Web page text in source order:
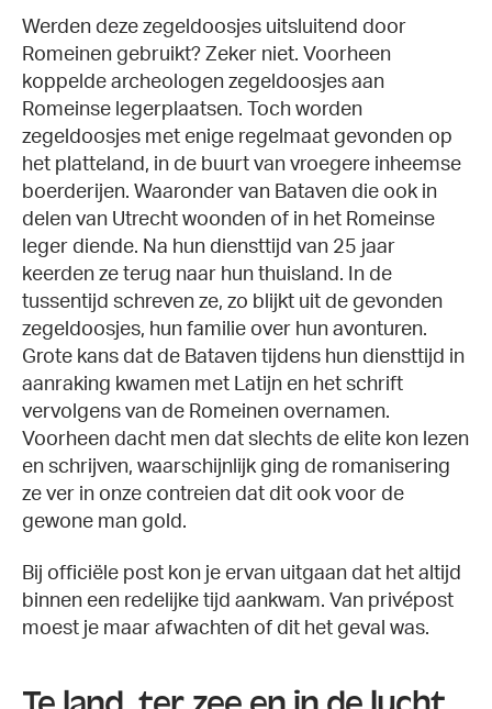
Werden deze zegeldoosjes uitsluitend door
Romeinen gebruikt? Zeker niet. Voorheen
koppelde archeologen zegeldoosjes aan
Romeinse legerplaatsen. Toch worden
zegeldoosjes met enige regelmaat gevonden op
het platteland, in de buurt van vroegere inheemse
boerderijen. Waaronder van Bataven die ook in
delen van Utrecht woonden of in het Romeinse
leger diende. Na hun diensttijd van 25 jaar
keerden ze terug naar hun thuisland. In de
tussentijd schreven ze, zo blijkt uit de gevonden
zegeldoosjes, hun familie over hun avonturen.
Grote kans dat de Bataven tijdens hun diensttijd in
aanraking kwamen met Latijn en het schrift
vervolgens van de Romeinen overnamen.
Voorheen dacht men dat slechts de elite kon lezen
en schrijven, waarschijnlijk ging de romanisering
ze ver in onze contreien dat dit ook voor de
gewone man gold.
Bij officiële post kon je ervan uitgaan dat het altijd
binnen een redelijke tijd aankwam. Van privépost
moest je maar afwachten of dit het geval was.